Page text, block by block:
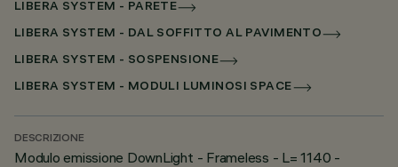
LIBERA SYSTEM - PARETE
LIBERA SYSTEM - DAL SOFFITTO AL PAVIMENTO
LIBERA SYSTEM - SOSPENSIONE
LIBERA SYSTEM - MODULI LUMINOSI SPACE
DESCRIZIONE
Modulo emissione DownLight - Frameless - L= 1140 -